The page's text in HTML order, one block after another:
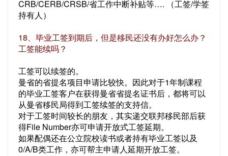
CRB/CERB/CRSB/省工作中断补贴等…. （工签/学签
持有人）
18、毕业工签到期后，但是移民还没有办好怎么办？
工签能续吗？
工签可以续签的。
曼省的省提名项目申请比较快。因此对于1年制课程
的毕业工签客户在获得曼省省提名证书后，都将可以
从曼省移民局得到工签续签的支持信。
对于工签时间较长的朋友，其实递交联邦移民部后获
得File Number亦可申请开放式工签延期。
如果配偶还在公立院校读书或者持有毕业工签以及
0/A/B类工作，亦可帮主申请人延期开放工签。